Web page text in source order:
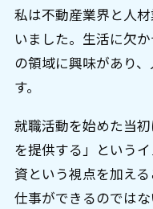
私は不動産業界と人
いました。生活に欠
の領域に興味があり
す。
就職活動を始めた当
を提供する」という
資という視点を加え
仕事ができるのでは